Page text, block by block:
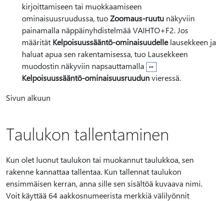
kirjoittamiseen tai muokkaamiseen
ominaisuusruudussa, tuoZoomaus-ruutu näkyviin
painamalla näppäinyhdistelmää VAIHTO+F2. Jos
määrität Kelpoisuussääntö-ominaisuudellelausekkeen ja
haluat apua sen rakentamisessa, tuo Lausekkeen
muodostin näkyviin napsauttamalla
Kelpoisuussääntö-ominaisuusruudunvieressä.
Sivun alkuun
Taulukon tallentaminen
Kun olet luonut taulukon tai muokannut taulukkoa, sen
rakenne kannattaa tallentaa. Kun tallennat taulukon
ensimmäisen kerran, anna sille sen sisältöä kuvaava nimi.
Voit käyttää 64 aakkosnumeerista merkkiä välilyönnit